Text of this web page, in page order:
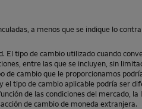
a menos que se indique lo
tipo de cambio utilizado cuando
entre las que se incluyen, sin
cambio que le proporcionamos
tipo de cambio aplicable podría ser
de las condiciones del mercado,
de cambio de moneda extranjera.